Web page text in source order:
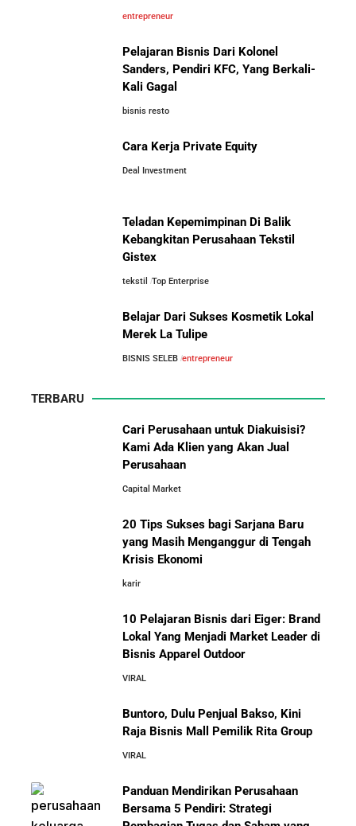
entrepreneur
Pelajaran Bisnis Dari Kolonel
Sanders, Pendiri KFC, Yang Berkali-
Kali Gagal
bisnis resto
Cara Kerja Private Equity
Deal Investment
Teladan Kepemimpinan Di Balik
Kebangkitan Perusahaan Tekstil
Gistex
tekstil Top Enterprise
Belajar Dari Sukses Kosmetik Lokal
Merek La Tulipe
BISNIS SELEB entrepreneur
TERBARU
Cari Perusahaan untuk Diakuisisi?
Kami Ada Klien yang Akan Jual
Perusahaan
Capital Market
20 Tips Sukses bagi Sarjana Baru
yang Masih Menganggur di Tengah
Krisis Ekonomi
karir
10 Pelajaran Bisnis dari Eiger: Brand
Lokal Yang Menjadi Market Leader di
Bisnis Apparel Outdoor
VIRAL
Buntoro, Dulu Penjual Bakso, Kini
Raja Bisnis Mall Pemilik Rita Group
VIRAL
Panduan Mendirikan Perusahaan
Bersama 5 Pendiri: Strategi